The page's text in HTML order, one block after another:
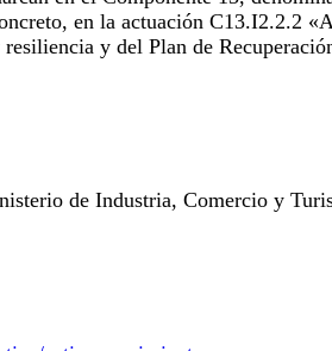
en la actuación C13.I2.2.2
y del Plan de
de Industria, Comercio y